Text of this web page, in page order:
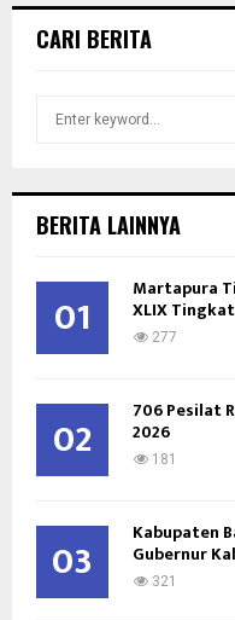
CARI BERITA
h
o
BERITA LAINNYA
01 Martapura
XLIX
277
02 706 Pesilat
2026
181
03 Kabupaten
Gubernur
321